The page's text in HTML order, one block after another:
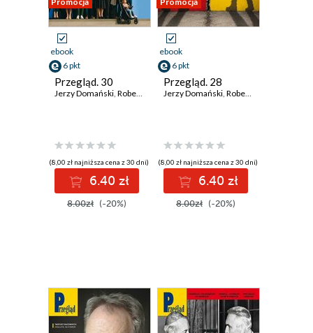
ebook
6 pkt
Przegląd. 30
Jerzy Domański, Robert Walenciak ,Kornel Wawrzyniak
(8,00 zł najniższa cena z 30 dni)
6.40 zł
8.00zł (-20%)
ebook
6 pkt
Przegląd. 28
Jerzy Domański, Robert Walenciak
(8,00 zł najniższa cena z 30 dni)
6.40 zł
8.00zł (-20%)